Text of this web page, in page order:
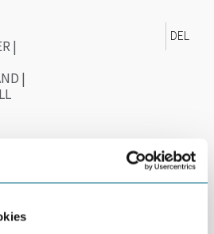
|
|
DEL
i EUs personvernforrodning
i mai 2018.